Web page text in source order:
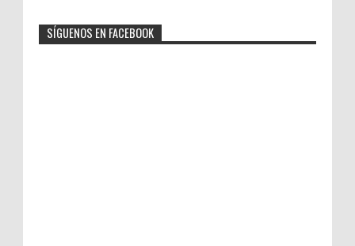
SÍGUENOS EN FACEBOOK